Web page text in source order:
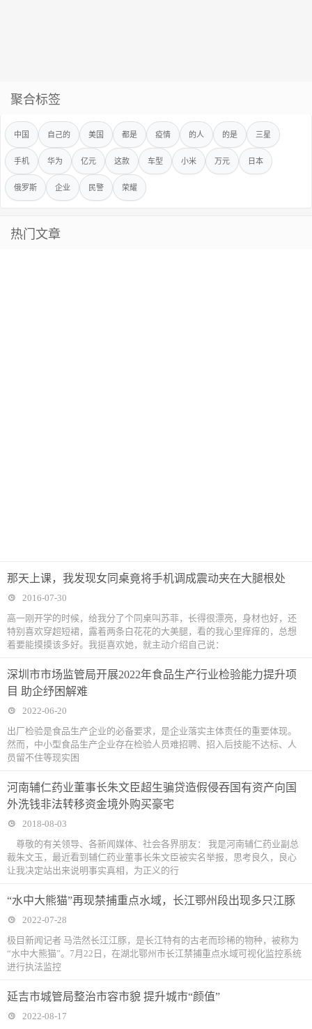
聚合标签
中国 自己的 美国 都是 疫情 的人 的是 三星
手机 华为 亿元 这款 车型 小米 万元 日本
俄罗斯 企业 民警 荣耀
热门文章
那天上课，我发现女同桌竟将手机调成震动夹在大腿根处
2016-07-30
高一刚开学的时候，给我分了个同桌叫苏菲，长得很漂亮，身材也好，还
特别喜欢穿超短裙，露着两条白花花的大美腿，看的我心里痒痒的，总想
着要能摸摸该多好。我挺喜欢她，就主动介绍自己说：
深圳市市场监管局开展2022年食品生产行业检验能力提升项
目 助企纾困解难
2022-06-20
出厂检验是食品生产企业的必备要求，是企业落实主体责任的重要体现。
然而，中小型食品生产企业存在检验人员难招聘、招入后技能不达标、人
员留不住等现实困
河南辅仁药业董事长朱文臣超生骗贷造假侵吞国有资产向国
外洗钱非法转移资金境外购买豪宅
2018-08-03
尊敬的有关领导、各新闻媒体、社会各界朋友： 我是河南辅仁药业副总
裁朱文玉，最近看到辅仁药业董事长朱文臣被实名举报，思考良久，良心
让我决定站出来说明事实真相，为正义的行
“水中大熊猫”再现禁捕重点水域，长江鄂州段出现多只江豚
2022-07-28
极目新闻记者 马浩然长江江豚，是长江特有的古老而珍稀的物种，被称为
“水中大熊猫”。7月22日，在湖北鄂州市长江禁捕重点水域可视化监控系统
进行执法监控
延吉市城管局整治市容市貌 提升城市“颜值”
2022-08-17